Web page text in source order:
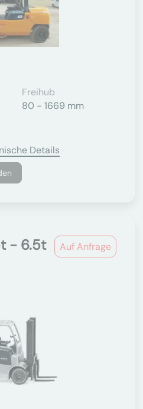
Freihub
80 - 1669 mm
Details
Auf Anfrage
- 6.5t